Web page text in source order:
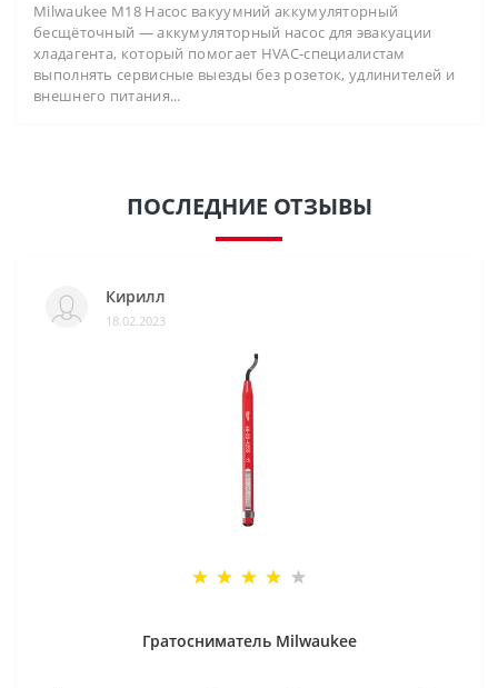
Milwaukee M18 Насос вакуумний аккумуляторный
бесщёточный — аккумуляторный насос для эвакуации
хладагента, который помогает HVAC-специалистам
выполнять сервисные выезды без розеток, удлинителей и
внешнего питания...
ПОСЛЕДНИЕ ОТЗЫВЫ
Кирилл
18.02.2023
Гратосниматель Milwaukee